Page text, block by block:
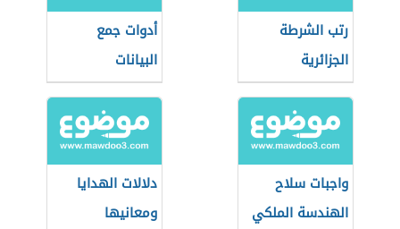
رتب الشرطة
الجزائرية
أدوات جمع
البيانات
واجبات سلاح
الهندسة الملكي
دلالات الهدايا
ومعانيها